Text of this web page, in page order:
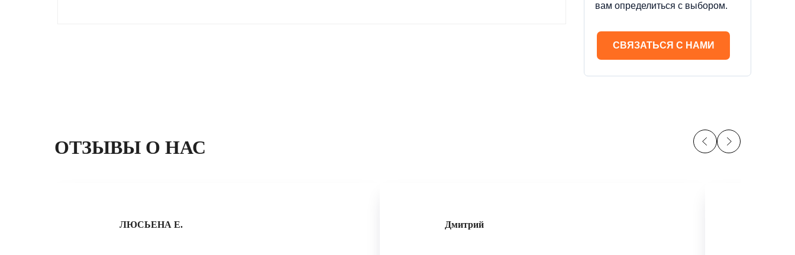
вам определиться с выбором.
СВЯЗАТЬСЯ С НАМИ
ОТЗЫВЫ О НАС
ЛЮСЬЕНА Е. Дмитрий